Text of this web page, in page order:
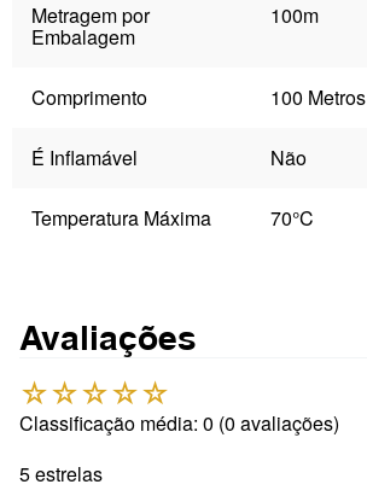
Metragem por
Embalagem
100m
Comprimento 100 Metros
É Inflamável Não
Temperatura Máxima 70°C
Avaliações
☆☆☆☆☆
Classificação média: 0 (0 avaliações)
5 estrelas